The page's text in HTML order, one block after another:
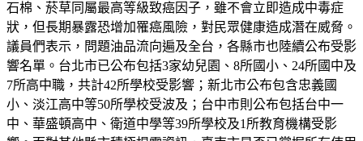
石棉、菸草同屬最高等級致癌因子，雖不會立即造成中毒症
狀，但長期暴露恐增加罹癌風險，對民眾健康造成潛在威脅。
議員們表示，問題油品流向遍及全台，各縣市也陸續公布受影
響名單。台北市已公布包括3家幼兒園、8所國小、24所國中及
7所高中職，共計42所學校受影響；新北市公布包含忠義國
小、淡江高中等50所學校受波及；台中市則公布包括台中一
中、華盛頓高中、衛道中學等39所學校及1所教育機構受影